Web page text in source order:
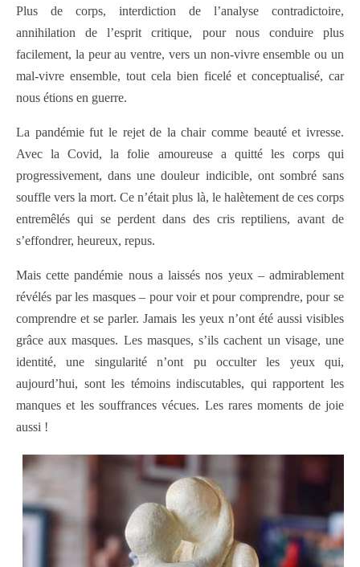
Plus de corps, interdiction de l’analyse contradictoire,
annihilation de l’esprit critique, pour nous conduire plus
facilement, la peur au ventre, vers un non-vivre ensemble ou un
mal-vivre ensemble, tout cela bien ficelé et conceptualisé, car
nous étions en guerre.
La pandémie fut le rejet de la chair comme beauté et ivresse.
Avec la Covid, la folie amoureuse a quitté les corps qui
progressivement, dans une douleur indicible, ont sombré sans
souffle vers la mort. Ce n’était plus là, le halètement de ces corps
entremêlés qui se perdent dans des cris reptiliens, avant de
s’effondrer, heureux, repus.
Mais cette pandémie nous a laissés nos yeux – admirablement
révélés par les masques – pour voir et pour comprendre, pour se
comprendre et se parler. Jamais les yeux n’ont été aussi visibles
grâce aux masques. Les masques, s’ils cachent un visage, une
identité, une singularité n’ont pu occulter les yeux qui,
aujourd’hui, sont les témoins indiscutables, qui rapportent les
manques et les souffrances vécues. Les rares moments de joie
aussi !